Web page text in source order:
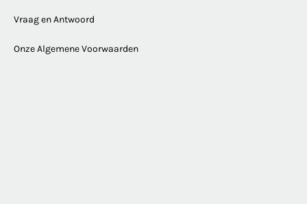
Vraag en Antwoord
Onze Algemene Voorwaarden